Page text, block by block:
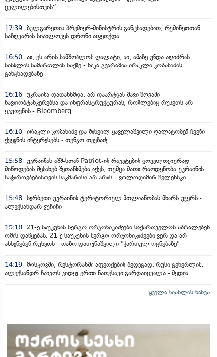
ცვლილებისთვის“
17:39 ბულგარეთის პრემიერ-მინისტრის განცხადებით, რუმინეთთან
საზღვარის სიახლოვეს დრონი აფეთქდა
16:50 აი, ეს არის სამშობლოს ღალატი, აი, ამაზე უნდა აღიძრას
სისხლის სამართლის საქმე - ნიკა გვარამია ირაკლი კობახიძის
განცხადებაზე
16:16 უკრაინა დათანხმდა, არ დაარტყას შავი ზღვაში
ნავთობტანკერებსა და ინფრასტრუქტურას, რომლებიც რუსეთს არ
ეკუთვნის - Bloomberg
16:10 ირაკლი კობახიძე და მიხეილ ყაველაშვილი ღალატობენ ჩვენი
ქვეყნის ინტერესებს - თენგო თევზაძე
15:58 უკრაინას აშშ-სთან Patriot-ის რაკეტების ყოველთვიურად
მიწოდების შესახებ შეთანხმება აქვს, თუმცა მათი რაოდენობა უკრაინის
საჭიროებებისთვის საკმარისი არ არის - ვოლოდიმირ ზელენსკი
15:48 სერბეთი უკრაინის ტერიტორიულ მთლიანობას მხარს უჭერს -
ალექსანდარ ვუჩიჩი
15:18
21-ე საუკუნის სერგო ორჯონიკიძეები საქართველოს აბრალებენ
ომის დაწყებას, 21-ე საუკუნის სერგო ორჯონიკიძეები ვერ და არ
ახსენებენ რუსეთს - თაზო დათუნაშვილი "ქართულ ოცნებაზე"
14:19 მოსკოვში, რესტორანში აფეთქების შედეგად, რუსი გენერლის,
ალექსანდრ ჩაიკოს კიდევ ერთი ნათესავი გარდაიცვალა - მედია
ყველა სიახლის ნახვა